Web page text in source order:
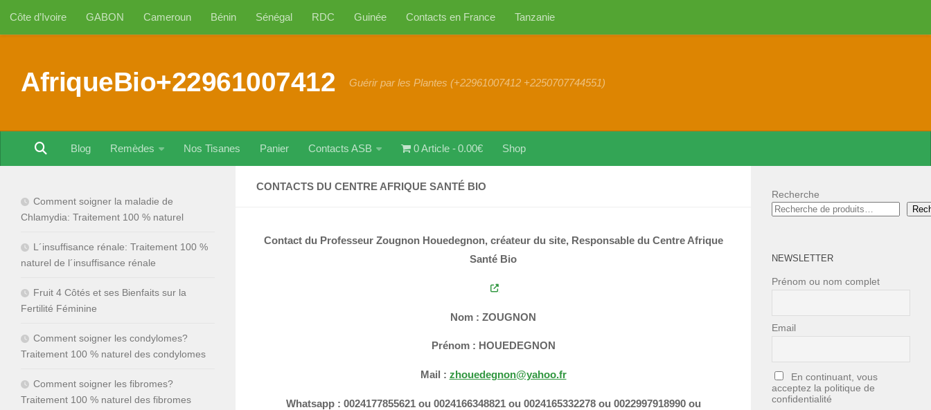
Au dessous du contenu
Côte d’Ivoire GABON Cameroun Bénin Sénégal RDC Guinée Contacts en France Tanzanie
AfriqueBio+22961007412 Guérir par les Plantes (+22961007412 +2250707744551)
Blog Remèdes Nos Tisanes Panier Contacts ASB 0 Article 0.00€ Shop
CONTACTS DU CENTRE AFRIQUE SANTÉ BIO
Contact du Professeur Zougnon Houedegnon, créateur du site, Responsable du Centre Afrique
Santé Bio
Nom : ZOUGNON
Prénom : HOUEDEGNON
Mail : zhouedegnon@yahoo.fr
Whatsapp : 0024177855621 ou 0024166348821 ou 0024165332278 ou 0022997918990 ou
Comment soigner la maladie de
Chlamydia: Traitement 100 % naturel
L´insuffisance rénale: Traitement 100 %
naturel de l´insuffisance rénale
Fruit 4 Côtés et ses Bienfaits sur la
Fertilité Féminine
Comment soigner les condylomes?
Traitement 100 % naturel des condylomes
Comment soigner les fibromes?
Traitement 100 % naturel des fibromes
Recherche
NEWSLETTER
Prénom ou nom complet
Email
En continuant, vous
acceptez la politique de
confidentialité